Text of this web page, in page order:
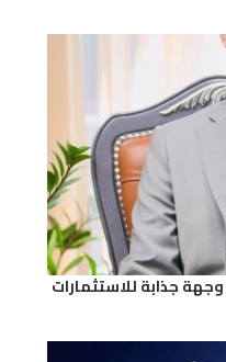
وجهة جذابة للاستثمارات